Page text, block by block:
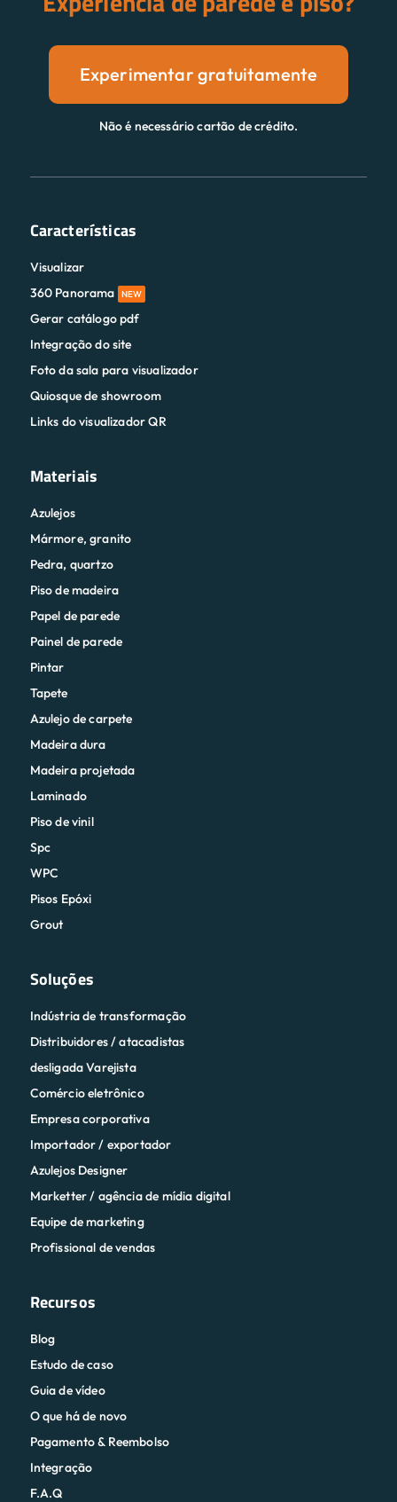
Experimentar gratuitamente
Não é necessário cartão de crédito.
Características
Visualizar
360 Panorama
NEW
Gerar catálogo pdf
Integração do site
Foto da sala para visualizador
Quiosque de showroom
Links do visualizador QR
Materiais
Azulejos
Mármore, granito
Pedra, quartzo
Piso de madeira
Papel de parede
Painel de parede
Pintar
Tapete
Azulejo de carpete
Madeira dura
Madeira projetada
Laminado
Piso de vinil
Spc
WPC
Pisos Epóxi
Grout
Soluções
Indústria de transformação
Distribuidores / atacadistas
desligada Varejista
Comércio eletrônico
Empresa corporativa
Importador / exportador
Azulejos Designer
Marketter / agência de mídia digital
Equipe de marketing
Profissional de vendas
Recursos
Blog
Estudo de caso
Guia de vídeo
O que há de novo
Pagamento & Reembolso
Integração
F.A.Q